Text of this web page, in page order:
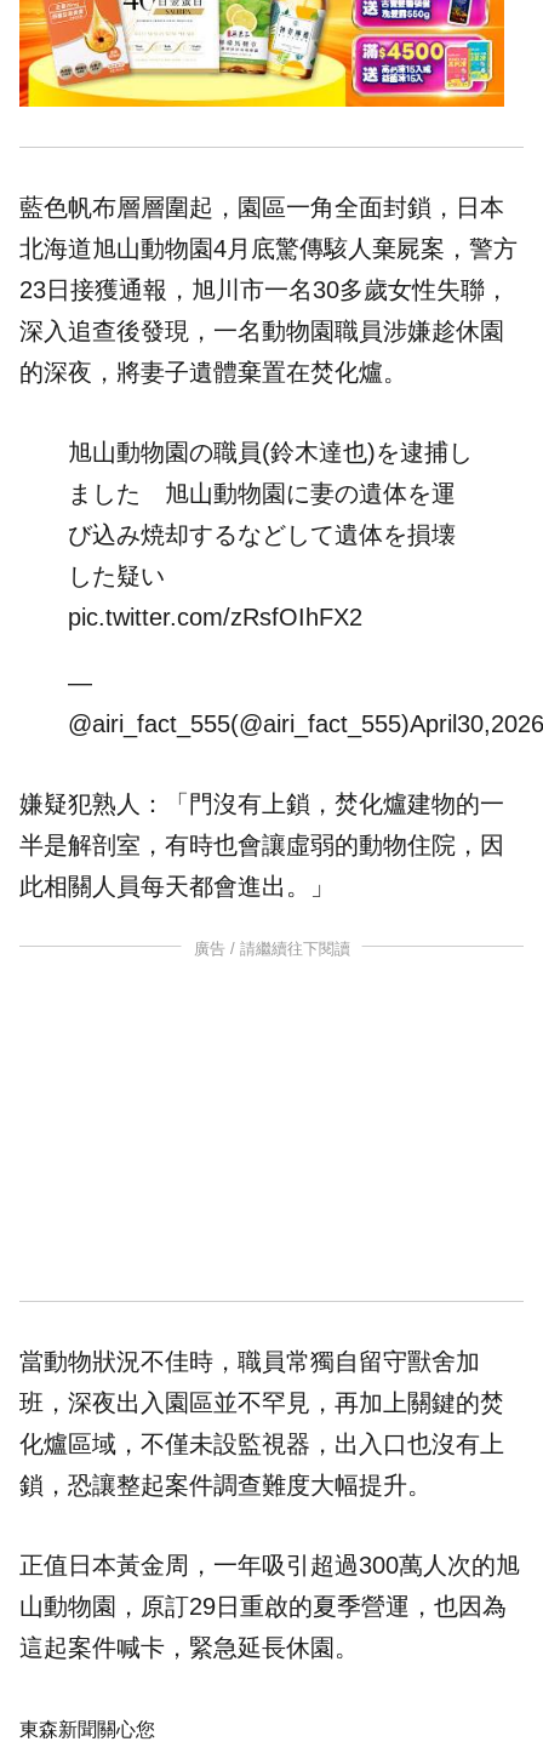
藍色帆布層層圍起，園區一角全面封鎖，日本
北海道旭山動物園4月底驚傳駭人棄屍案，警方
23日接獲通報，旭川市一名30多歲女性失聯，
深入追查後發現，一名動物園職員涉嫌趁休園
的深夜，將妻子遺體棄置在焚化爐。
旭山動物園の職員(鈴木達也)を逮捕し
ました 旭山動物園に妻の遺体を運
び込み焼却するなどして遺体を損壊
した疑い
pic.twitter.com/zRsfOIhFX2
—
@airi_fact_555(@airi_fact_555)April30,2026
嫌疑犯熟人：「門沒有上鎖，焚化爐建物的一
半是解剖室，有時也會讓虛弱的動物住院，因
此相關人員每天都會進出。」
廣告 / 請繼續往下閱讀
當動物狀況不佳時，職員常獨自留守獸舍加
班，深夜出入園區並不罕見，再加上關鍵的焚
化爐區域，不僅未設監視器，出入口也沒有上
鎖，恐讓整起案件調查難度大幅提升。
正值日本黃金周，一年吸引超過300萬人次的旭
山動物園，原訂29日重啟的夏季營運，也因為
這起案件喊卡，緊急延長休園。
東森新聞關心您